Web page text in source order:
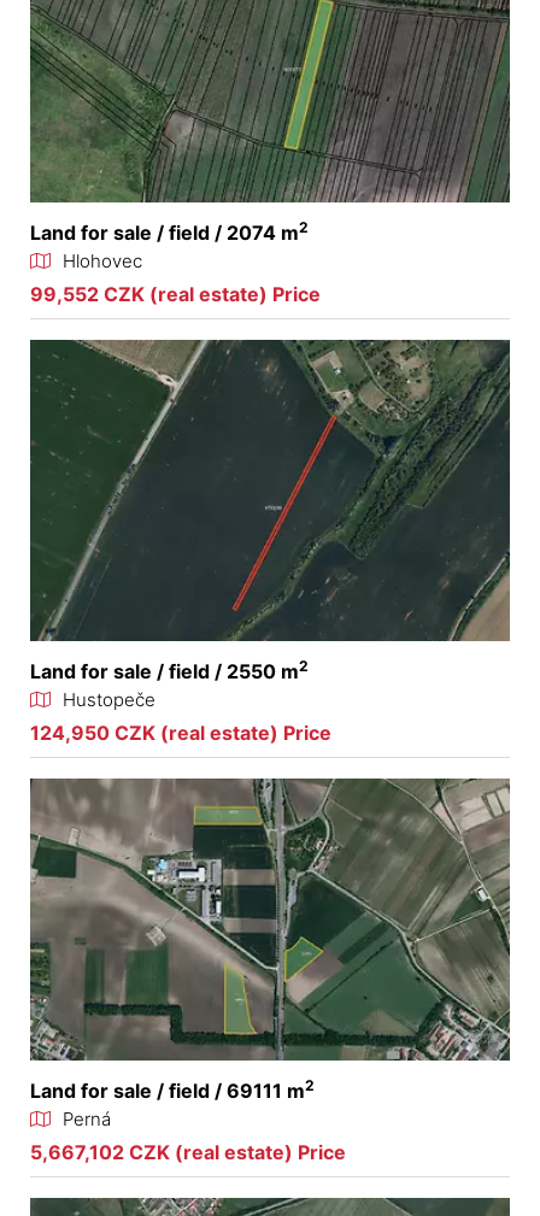
Land for sale / field / 2074 m2
Hlohovec
99,552 CZK (real estate) Price
Land for sale / field / 2550 m2
Hustopeče
124,950 CZK (real estate) Price
Land for sale / field / 69111 m2
Perná
5,667,102 CZK (real estate) Price